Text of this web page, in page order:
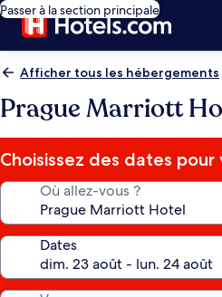
Passer à la section principale
Afficher tous les hébergements
Prague Marriott
Choisissez des dates pour
Où allez-vous ?
Dates